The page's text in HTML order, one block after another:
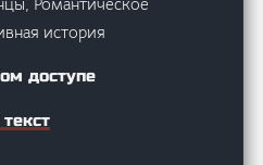
Романтическое
история
доступе